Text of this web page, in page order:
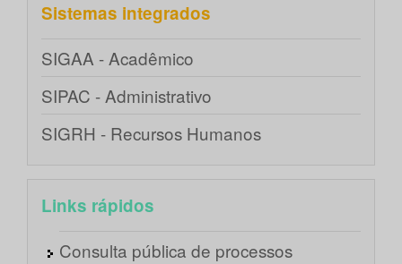
Sistemas integrados
SIGAA - Acadêmico
SIPAC - Administrativo
SIGRH - Recursos Humanos
Links rápidos
Consulta pública de processos